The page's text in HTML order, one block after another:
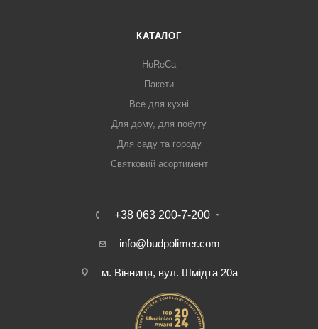
КАТАЛОГ
HoReCa
Пакети
Все для кухні
Для дому, для побуту
Для саду та городу
Святковий асортимент
+38 063 200-7-200
info@budpolimer.com
м. Вінниця, вул. Шмідта 20а